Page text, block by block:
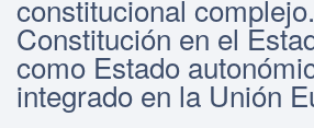
constitucional
Constitución en el
como Estado
integrado en la Unión